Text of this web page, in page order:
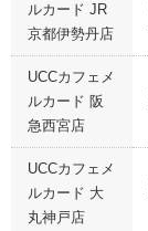
ルカード JR
京都伊勢丹店
UCCカフェメ
ルカード 阪
急西宮店
UCCカフェメ
ルカード 大
丸神戸店